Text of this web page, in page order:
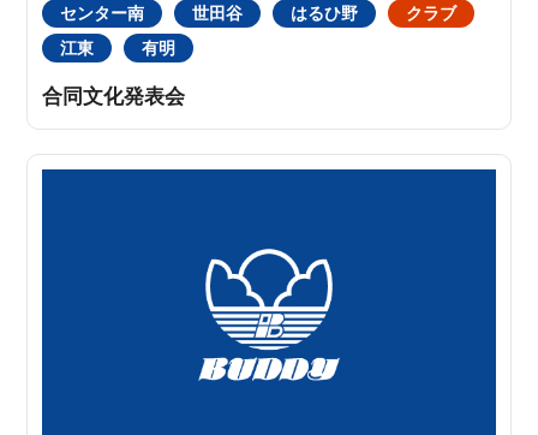
センター南 世田谷 はるひ野
クラブ
江東
有明
合同文化発表会